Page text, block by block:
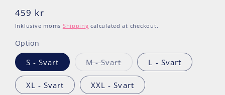
Regular
price
459 kr
Inklusive moms Shipping calculated at checkout.
Option
S - Svart M - SvartVariant
out
or
unavailable
L - Svart
XL - Svart XXL - Svart